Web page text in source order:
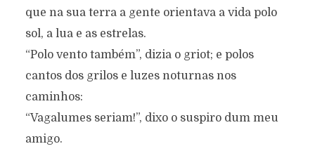
que na sua terra a gente orientava a vida polo
sol, a lua e as estrelas.
“Polo vento também”, dizia o griot; e polos
cantos dos grilos e luzes noturnas nos
caminhos:
“Vagalumes seriam!”, dixo o suspiro dum meu
amigo.